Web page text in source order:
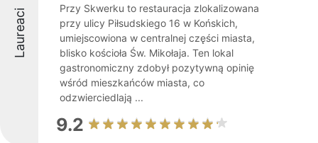
Laureaci
Przy Skwerku to restauracja zlokalizowana
przy ulicy Piłsudskiego 16 w Końskich,
umiejscowiona w centralnej części miasta,
blisko kościoła Św. Mikołaja. Ten lokal
gastronomiczny zdobył pozytywną opinię
wśród mieszkańców miasta, co
odzwierciedlają ...
9.2